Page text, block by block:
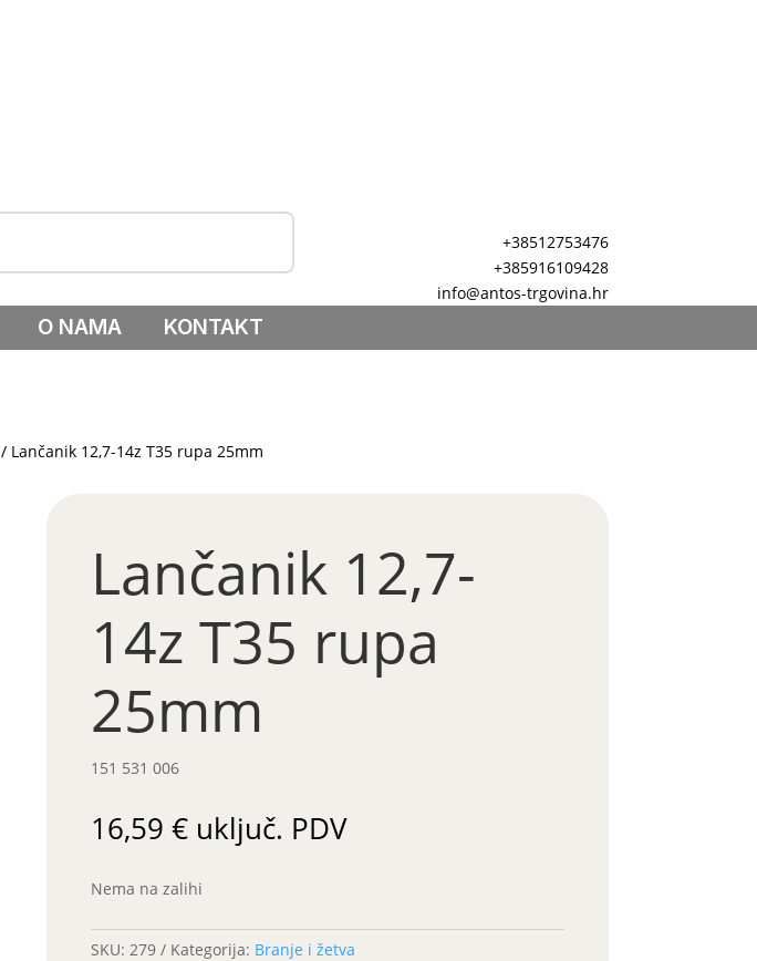
+38512753476
+385916109428
info@antos-trgovina.hr
O NAMA KONTAKT
/ Lančanik 12,7-14z T35 rupa 25mm
Lančanik 12,7-
14z T35 rupa
25mm
151 531 006
16,59 € uključ. PDV
Nema na zalihi
SKU: 279 Kategorija: Branje i žetva